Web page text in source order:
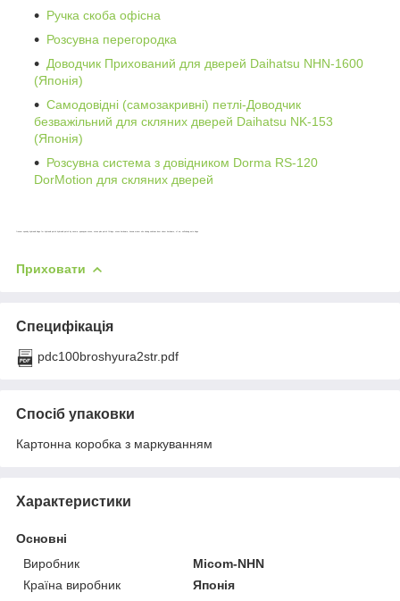
Ручка скоба офісна
Розсувна перегородка
Доводчик Прихований для дверей Daihatsu NHN-1600
(Японія)
Самодовідні (самозакривні) петлі-Доводчик
безважільний для скляних дверей Daihatsu NK-153
(Японія)
Розсувна система з довідником Dorma RS-120
DorMotion для скляних дверей
Приховати
Специфікація
pdc100broshyura2str.pdf
Спосіб упаковки
Картонна коробка з маркуванням
Характеристики
Основні
Виробник
Micom-NHN
Країна виробник
Японія